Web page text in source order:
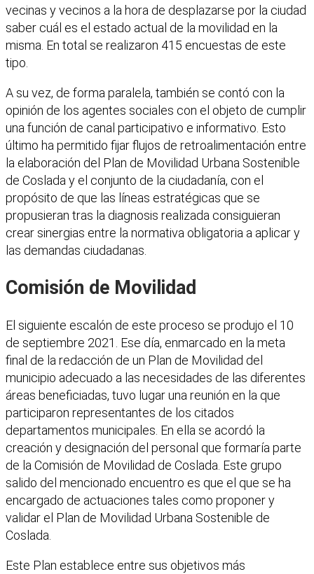
vecinas y vecinos a la hora de desplazarse por la ciudad
saber cuál es el estado actual de la movilidad en la
misma. En total se realizaron 415 encuestas de este
tipo.
A su vez, de forma paralela, también se contó con la
opinión de los agentes sociales con el objeto de cumplir
una función de canal participativo e informativo. Esto
último ha permitido fijar flujos de retroalimentación entre
la elaboración del Plan de Movilidad Urbana Sostenible
de Coslada y el conjunto de la ciudadanía, con el
propósito de que las líneas estratégicas que se
propusieran tras la diagnosis realizada consiguieran
crear sinergias entre la normativa obligatoria a aplicar y
las demandas ciudadanas.
Comisión de Movilidad
El siguiente escalón de este proceso se produjo el 10
de septiembre 2021. Ese día, enmarcado en la meta
final de la redacción de un Plan de Movilidad del
municipio adecuado a las necesidades de las diferentes
áreas beneficiadas, tuvo lugar una reunión en la que
participaron representantes de los citados
departamentos municipales. En ella se acordó la
creación y designación del personal que formaría parte
de la Comisión de Movilidad de Coslada. Este grupo
salido del mencionado encuentro es que el que se ha
encargado de actuaciones tales como proponer y
validar el Plan de Movilidad Urbana Sostenible de
Coslada.
Este Plan establece entre sus objetivos más